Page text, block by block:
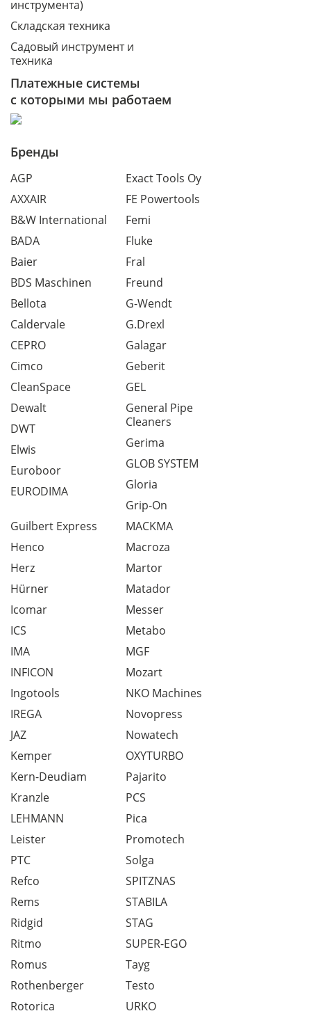
инструмента)
Складская техника
Садовый инструмент и
техника
Платежные системы
с которыми мы работаем
Бренды
AGP
AXXAIR
B&W International
BADA
Baier
BDS Maschinen
Bellota
Caldervale
CEPRO
Cimco
CleanSpace
Dewalt
DWT
Elwis
Euroboor
EURODIMA
Exact Tools Oy
FE Powertools
Femi
Fluke
Fral
Freund
G-Wendt
G.Drexl
Galagar
Geberit
GEL
General Pipe
Cleaners
Gerima
GLOB SYSTEM
Gloria
Grip-On
Guilbert Express
Henco
Herz
Hürner
Icomar
ICS
IMA
INFICON
Ingotools
IREGA
JAZ
Kemper
Kern-Deudiam
Kranzle
LEHMANN
Leister
MACKMA
Macroza
Martor
Matador
Messer
Metabo
MGF
Mozart
NKO Machines
Novopress
Nowatech
OXYTURBO
Pajarito
PCS
Pica
Promotech
PTC
Refco
Rems
Ridgid
Ritmo
Romus
Rothenberger
Rotorica
Solga
SPITZNAS
STABILA
STAG
SUPER-EGO
Tayg
Testo
URKO